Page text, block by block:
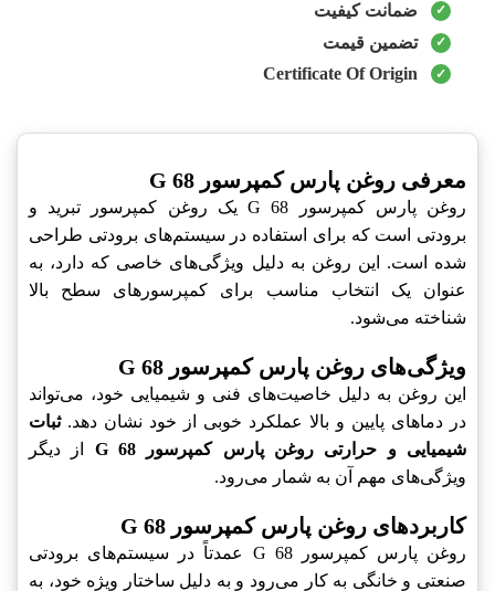
ضمانت کیفیت
تضمین قیمت
Certificate Of Origin
معرفی روغن پارس کمپرسور G 68
روغن پارس کمپرسور G 68 یک روغن کمپرسور تبرید و
برودتی است که برای استفاده در سیستم‌های برودتی طراحی
شده است. این روغن به دلیل ویژگی‌های خاصی که دارد، به
عنوان یک انتخاب مناسب برای کمپرسورهای سطح بالا
شناخته می‌شود.
ویژگی‌های روغن پارس کمپرسور G 68
این روغن به دلیل خاصیت‌های فنی و شیمیایی خود، می‌تواند
در دماهای پایین و بالا عملکرد خوبی از خود نشان دهد.ثبات
شیمیایی و حرارتی روغن پارس کمپرسور G 68
از دیگر
ویژگی‌های مهم آن به شمار می‌رود.
کاربردهای روغن پارس کمپرسور G 68
روغن پارس کمپرسور G 68 عمدتاً در سیستم‌های برودتی
صنعتی و خانگی به کار می‌رود و به دلیل ساختار ویژه خود، به